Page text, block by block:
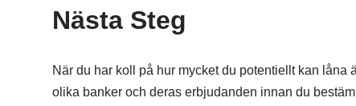
Nästa Steg
När du har koll på hur mycket du potentiellt kan låna
olika banker och deras erbjudanden innan du